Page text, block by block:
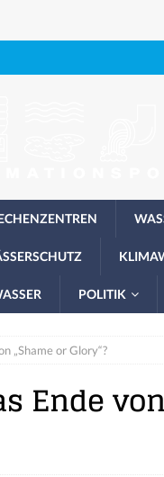
POLITIK
„Shame or Glory“?
Ende von